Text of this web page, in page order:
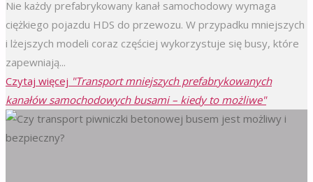
Nie każdy prefabrykowany kanał samochodowy wymaga
ciężkiego pojazdu HDS do przewozu. W przypadku mniejszych
i lżejszych modeli coraz częściej wykorzystuje się busy, które
zapewniają...
Czytaj więcej "Transport mniejszych prefabrykowanych
kanałów samochodowych busami – kiedy to możliwe"